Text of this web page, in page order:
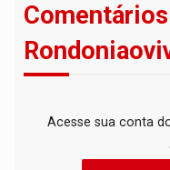
Comentários
Acesse sua conta